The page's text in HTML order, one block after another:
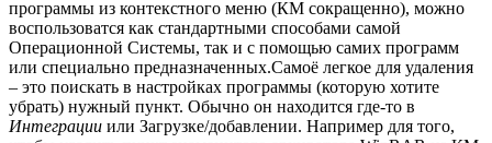
программы из контекстного меню (КМ сокращенно), можно
воспользоватся как стандартными способами самой
Операционной Системы, так и с помощью самих программ
или специально предназначенных.Самоё легкое для удаления
– это поискать в настройках программы (которую хотите
убрать) нужный пункт. Обычно он находится где-то в
Интеграции или Загрузке/добавлении. Например для того,